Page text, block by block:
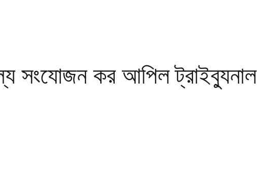
সংযোজন কর আপিল ট্রাইব্যুনাল